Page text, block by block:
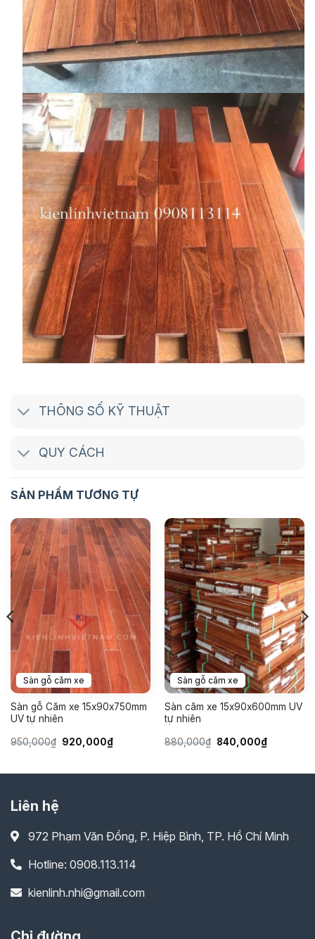
THÔNG SỐ KỸ THUẬT
QUY CÁCH
SẢN PHẨM TƯƠNG TỰ
Sàn gỗ căm xe
Sàn gỗ Căm xe 15x90x750mm
UV tự nhiên
950,000₫ Giá
920,000₫Giá
hiện
Sàn gỗ căm xe
Sàn căm xe 15x90x600mm UV
tự nhiên
880,000₫ Giá
840,000₫Giá
hiện
Liên hệ
972 Phạm Văn Đồng, P. Hiệp Bình, TP. Hồ Chí Minh
Hotline: 0908.113.114
kienlinh.nhi@gmail.com